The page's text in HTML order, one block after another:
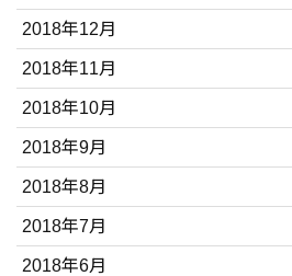
2018年12月
2018年11月
2018年10月
2018年9月
2018年8月
2018年7月
2018年6月